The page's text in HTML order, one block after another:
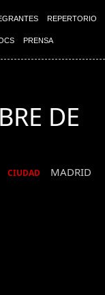
REPERTORIO
PRENSA
DE
CIUDAD MADRID